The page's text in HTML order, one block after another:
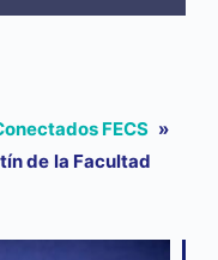
FECS »
de la Facultad